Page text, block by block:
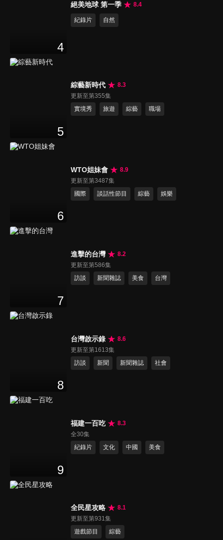
4
絕美地球 第一季 8.4
紀錄片 自然
5
綜藝新時代
8.3
更新至第355集
實境秀
旅遊 綜藝 職場
6
WTO姐妹會
8.9
更新至第3487集
國際
談話性節目 綜藝 娛樂
7
進擊的台灣
8.2
更新至第586集
訪談
新聞雜誌 美食 台灣
8
台灣啟示錄
8.6
更新至第1613集
訪談
新聞 新聞雜誌 社會
9
福建一百吃
8.3
全30集
紀錄片
文化 中國 美食
全民星攻略
8.1
更新至第931集
遊戲節目
綜藝